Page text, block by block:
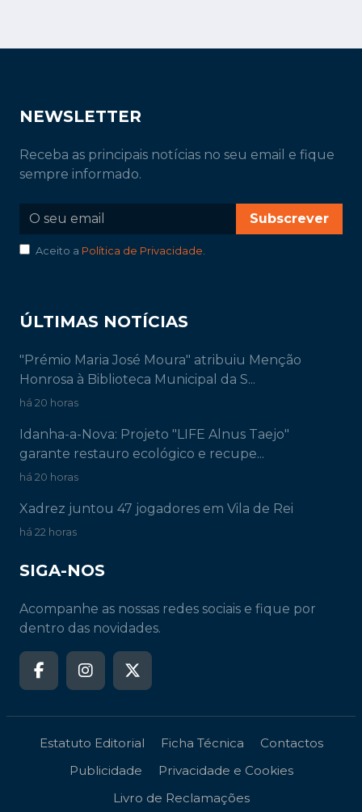
NEWSLETTER
Receba as principais notícias no seu email e fique
sempre informado.
Subscrever
Aceito a Política de Privacidade
ÚLTIMAS NOTÍCIAS
"Prémio Maria José Moura" atribuiu Menção
Honrosa à Biblioteca Municipal da S...
há 20 horas
Idanha-a-Nova: Projeto "LIFE Alnus Taejo"
garante restauro ecológico e recupe...
há 20 horas
Xadrez juntou 47 jogadores em Vila de Rei
há 22 horas
SIGA-NOS
Acompanhe as nossas redes sociais e fique por
dentro das novidades.
Estatuto Editorial Ficha Técnica
Contactos
Publicidade
Privacidade e Cookies
Livro de Reclamações